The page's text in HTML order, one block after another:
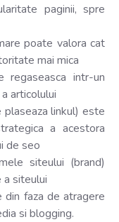
paginii, spre
poate valora cat
mai mica
intr-un
articolului
linkul) este
a acestora
de seo
siteului (brand)
siteului
din faza de atragere
si blogging.